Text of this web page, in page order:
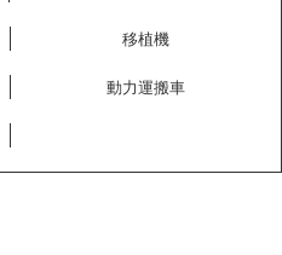
移植機
動力運搬車